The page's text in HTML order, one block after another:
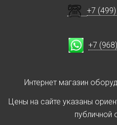
+7
+7
Интернет магазин
Цены на сайте указаны
публичной